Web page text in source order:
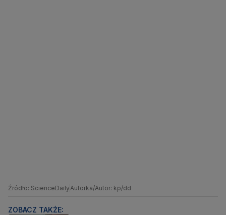
Źródło: ScienceDailyAutorka/Autor: kp/dd
ZOBACZ TAKŻE: